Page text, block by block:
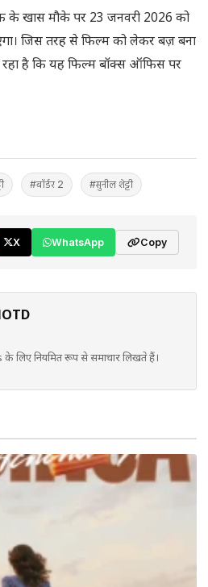
के खास मौके पर 23 जनवरी 2026 को
जिस तरह से फिल्म को लेकर बज़ बना
है कि यह फिल्म बॉक्स ऑफिस पर
#बॉर्डर 2 #सुनील शेट्टी
X WhatsApp Copy
लिए नियमित रूप से समाचार लिखते हैं।